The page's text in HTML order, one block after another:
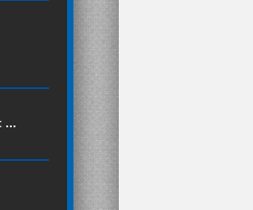
...